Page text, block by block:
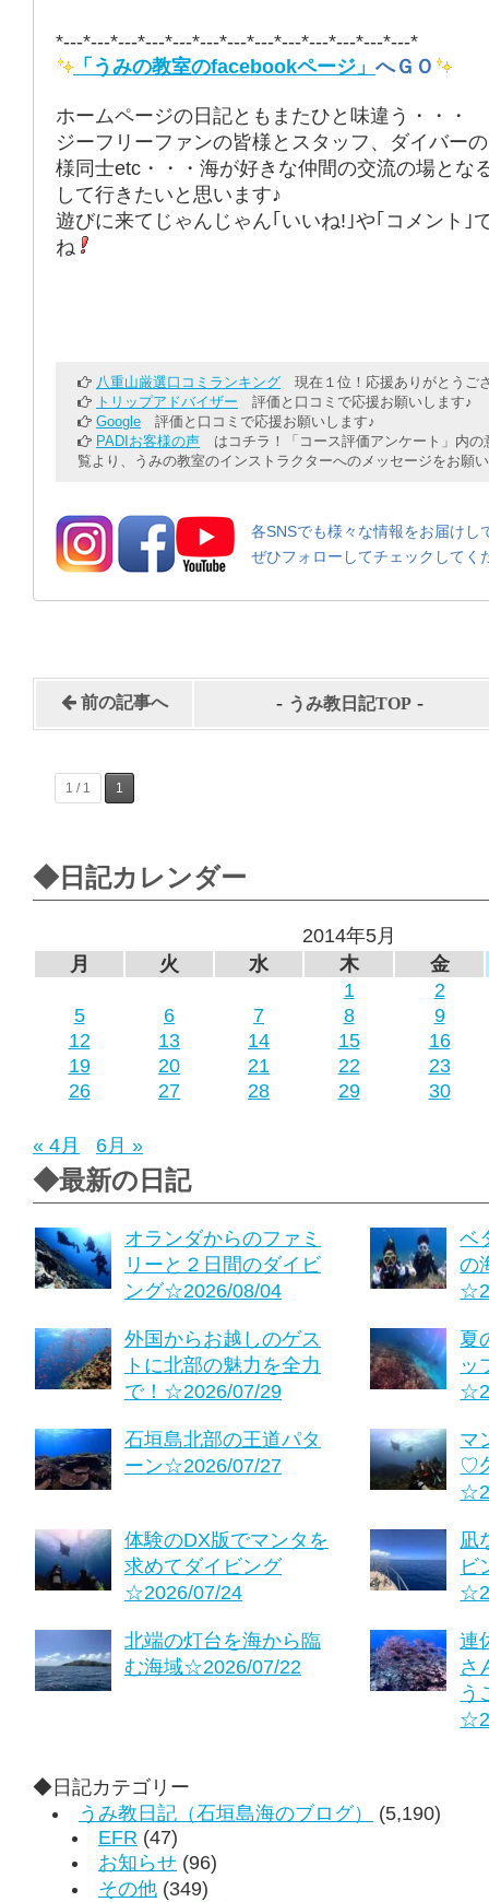
*---*---*---*---*---*---*---*---*---*---*---*---*---*
「うみの教室のfacebookページ」 へＧＯ
ホームページの日記ともまたひと味違う・・・
ジーフリーファンの皆様とスタッフ、ダイバー
様同士etc・・・海が好きな仲間の交流の場とな
して行きたいと思います♪
遊びに来てじゃんじゃん｢いいね!｣や｢コメント｣
ね
八重山厳選口コミランキング 現在１位！応援ありがとうご
トリップアドバイザー 評価と口コミで応援お願いします♪
Google 評価と口コミで応援お願いします♪
PADIお客様の声 はコチラ！「コース評価アンケート」内の
覧より、うみの教室のインストラクターへのメッセージをお願
各SNSでも様々な情報をお届けし
ぜひフォローしてチェックしてく
前の記事へ - うみ教日記TOP -
1 / 1 1
◆日記カレンダー
2014年5月
月
火 水 木
金
1
2
5
6 7 8
9
12
13 14 15
16
19
20 21 22
23
26
27 28 29 30
« 4月 6月 »
◆最新の日記
オランダからのファミ
リーと２日間のダイビ
ング☆2026/08/04
ベ
の
外国からお越しのゲス
トに北部の魅力を全力
で！☆2026/07/29
夏
ッ
石垣島北部の王道パタ
ーン☆2026/07/27
マ
♡
体験のDX版でマンタを
求めてダイビング
☆2026/07/24
凪
ビ
北端の灯台を海から臨
む海域☆2026/07/22
連
さ
う
◆日記カテゴリー
うみ教日記（石垣島海のブログ）
(5,190)
EFR (47)
お知らせ (96)
その他 (349)